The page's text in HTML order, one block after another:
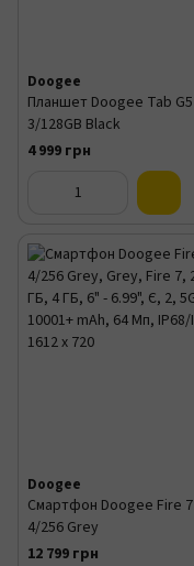
Doogee
Планшет Doogee Tab G5
3/128GB Black
4 999 грн
Doogee
Смартфон Doogee Fire 7
4/256 Grey
12 799 грн